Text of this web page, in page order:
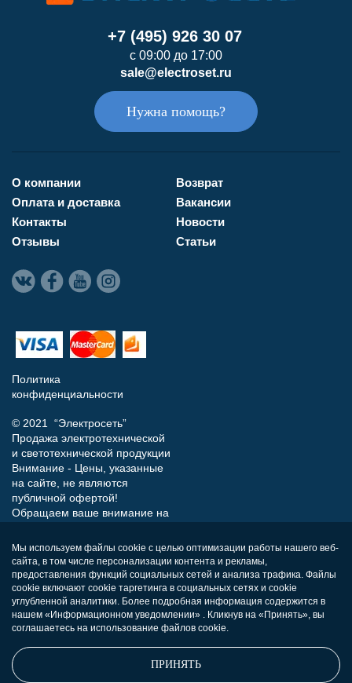
+7 (495) 926 30 07
с 09:00 до 17:00
sale@electroset.ru
Нужна помощь?
О компании
Оплата и доставка
Контакты
Отзывы
Возврат
Вакансии
Новости
Статьи
Политика
конфиденциальности
© 2021 “Электросеть”
Продажа электротехнической
и светотехнической продукции
Внимание - Цены, указанные
на сайте, не являются
публичной офертой!
Обращаем ваше внимание на
носит исключительно
информационный характер и
ни при каких условиях не
является публичной офертой,
определяемой положениями
Статьи 437 (п.2) Гражданского
кодекса РФ.
Мы используем файлы cookie с целью оптимизации работы нашего веб-
сайта, в том числе персонализации контента и рекламы,
предоставления функций социальных сетей и анализа трафика. Файлы
cookie включают cookie таргетинга в социальных сетях и cookie
углубленной аналитики. Более подробная информация содержится в
нашем «Информационном уведомлении» . Кликнув на «Принять», вы
соглашаетесь на использование файлов cookie.
ПРИНЯТЬ